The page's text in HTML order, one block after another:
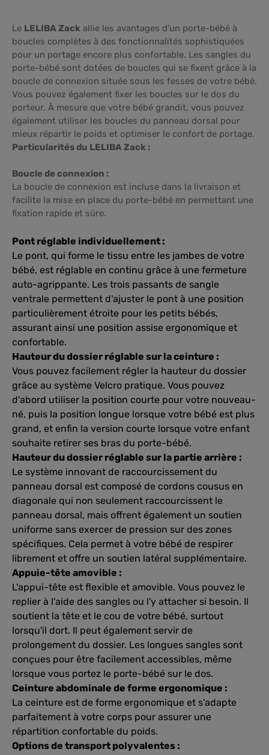
Le LELIBA Zack allie les avantages d'un porte-bébé à
boucles complètes à des fonctionnalités sophistiquées
pour un portage encore plus confortable. Les sangles du
porte-bébé sont dotées de boucles qui se fixent grâce à la
boucle de connexion située sous les fesses de votre bébé.
Vous pouvez également fixer les boucles sur le dos du
porteur. À mesure que votre bébé grandit, vous pouvez
également utiliser les boucles du panneau dorsal pour
mieux répartir le poids et optimiser le confort de portage.
Particularités du LELIBA Zack :
Boucle de connexion :
La boucle de connexion est incluse dans la livraison et
facilite la mise en place du porte-bébé en permettant une
fixation rapide et sûre.
Pont réglable individuellement :
Le pont, qui forme le tissu entre les jambes de votre
bébé, est réglable en continu grâce à une fermeture
auto-agrippante. Les trois passants de sangle
ventrale permettent d'ajuster le pont à une position
particulièrement étroite pour les petits bébés,
assurant ainsi une position assise ergonomique et
confortable.
Hauteur du dossier réglable sur la ceinture :
Vous pouvez facilement régler la hauteur du dossier
grâce au système Velcro pratique. Vous pouvez
d'abord utiliser la position courte pour votre nouveau-
né, puis la position longue lorsque votre bébé est plus
grand, et enfin la version courte lorsque votre enfant
souhaite retirer ses bras du porte-bébé.
Hauteur du dossier réglable sur la partie arrière :
Le système innovant de raccourcissement du
panneau dorsal est composé de cordons cousus en
diagonale qui non seulement raccourcissent le
panneau dorsal, mais offrent également un soutien
uniforme sans exercer de pression sur des zones
spécifiques. Cela permet à votre bébé de respirer
librement et offre un soutien latéral supplémentaire.
Appuie-tête amovible :
L'appui-tête est flexible et amovible. Vous pouvez le
replier à l'aide des sangles ou l'y attacher si besoin. Il
soutient la tête et le cou de votre bébé, surtout
lorsqu'il dort. Il peut également servir de
prolongement du dossier. Les longues sangles sont
conçues pour être facilement accessibles, même
lorsque vous portez le porte-bébé sur le dos.
Ceinture abdominale de forme ergonomique :
La ceinture est de forme ergonomique et s'adapte
parfaitement à votre corps pour assurer une
répartition confortable du poids.
Options de transport polyvalentes :